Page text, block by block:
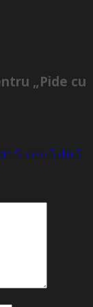
„Pide cu
5 stele 5 din 5